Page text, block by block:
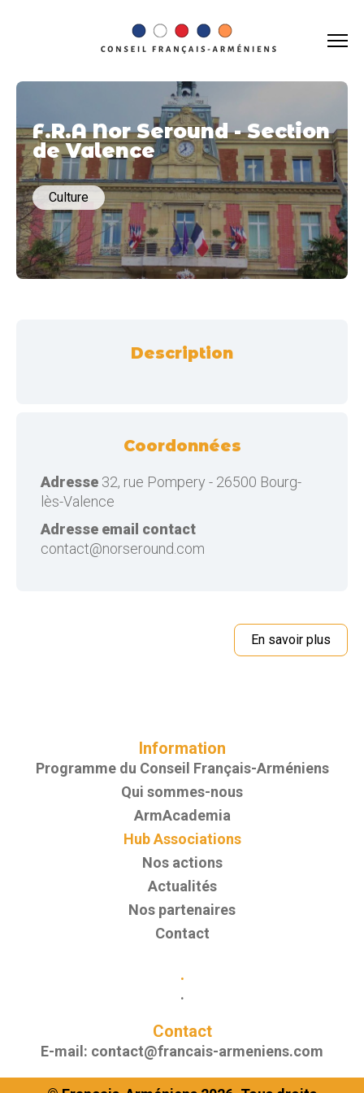
F.R.A Nor Seround - Section
de Valence
Culture
Description
Coordonnées
Adresse 32, rue Pompery - 26500 Bourg-
lès-Valence
Adresse email contact
contact@norseround.com
En savoir plus
Information
Programme du Conseil Français-Arméniens
Qui sommes-nous
ArmAcademia
Hub Associations
Nos actions
Actualités
Nos partenaires
Contact
.
.
Contact
E-mail: contact@francais-armeniens.com